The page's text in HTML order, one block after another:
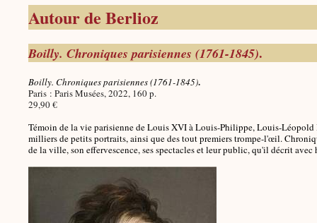
Autour de Berlioz
Boilly. Chroniques parisiennes (1761-1845).
Boilly. Chroniques parisiennes (1761-1845).
Paris : Paris Musées, 2022, 160 p.
29,90 €
Témoin de la vie parisienne de Louis XVI à Louis-Philippe, Louis-
milliers de petits portraits, ainsi que des tout premiers trompe-l'œil.
de la ville, son effervescence, ses spectacles et leur public, qu'il décrit avec